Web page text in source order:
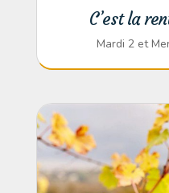
C’est la
Mardi 2 et